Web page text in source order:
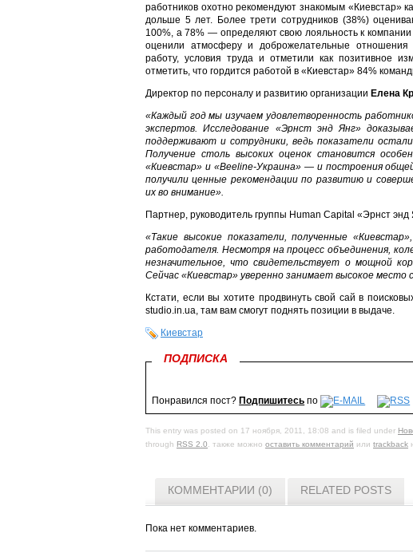
работников охотно рекомендуют знакомым «Киевстар»
дольше 5 лет. Более трети сотрудников (38%)
100%, а 78% — определяют свою лояльность к
оценили атмосферу и доброжелательные отношения
работу, условия труда и отметили как позитивное
отметить, что гордится работой в «Киевстар» 84%
Директор по персоналу и развитию организации Елена
«Каждый год мы изучаем удовлетворенность
экспертов. Исследование «Эрнст энд Янг»
поддерживают и сотрудники, ведь показатели
Получение столь высоких оценок становится
«Киевстар» и «Beeline-Украина» — и построения
получили ценные рекомендации по развитию и
их во внимание».
Партнер, руководитель группы Human Capital «Эрнст энд
«Такие высокие показатели, полученные
работодателя. Несмотря на процесс объединения,
незначительное, что свидетельствует о мощной
Сейчас «Киевстар» уверенно занимает высокое
Кстати, если вы хотите продвинуть свой сай в
studio.in.ua, там вам смогут поднять позиции в выдаче.
Киевстар
ПОДПИСКА
Понравился пост? Подпишитесь по
This entry was posted on 17 ноября, 2011, 18:08 and is filed under
through RSS 2.0. также можно оставить комментарий или trackback
КОММЕНТАРИИ (0) RELATED POSTS
Пока нет комментариев.